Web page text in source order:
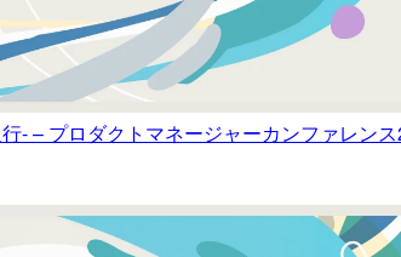
- – プロダクトマネージャーカンファレン